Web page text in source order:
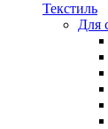
Текстиль
Для